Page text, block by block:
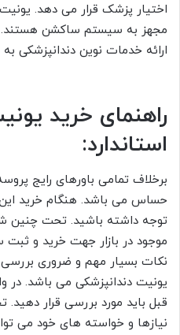
اختیار پزشک قرار می دهد.
مجهز به سیستم ساکشن
ارائه خدمات نوین دندانپزشکی
راهنمای خرید
استاندارد:
برخلاف تمامی باورهای رایج
حساس می باشد. هنگام خرید
توجه داشته باشید. تحت چنین
موجود در بازار جهت خرید و
نکات بسیار مهم و ضروری
یونیت دندانپزشکی می باشد.
قبل باید مورد بررسی قرار
نیازها و خواسته های خود می